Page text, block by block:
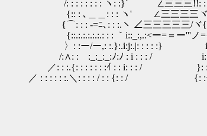
/: : : : : : : : ヽ: :}´ ∠三三三!!: : :
{:: : ､＿＿: : : ヽ' ∠三三三三ヾ､:./
{⌒: : : -=ﾆ､: : :.ヽ ∠三三三三三/ヾ
{::.:.:.:.:.:.: : : ｀i::_:,.:<ー=＝ー'''ノ=イ':
〉: :ー/ー,: :.}:.i:j:.|: : : : :} i: : : : :ヾ
/:∧: :ゝ:_:_:_:ﾉ:ﾉ : i : : : / i: : : : : ::
／: : :.{: : : : : : :ｲ : : i: : : / }: : : : :
／ : : : : : :.＼: : : : / : : {: : / {: :ｰ-